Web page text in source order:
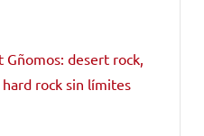
Gñomos: desert rock,
rock sin límites